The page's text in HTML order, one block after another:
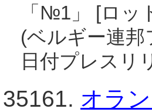
「№1」 [ロッ
(ベルギー連
日付プレスリ
35161. オラ